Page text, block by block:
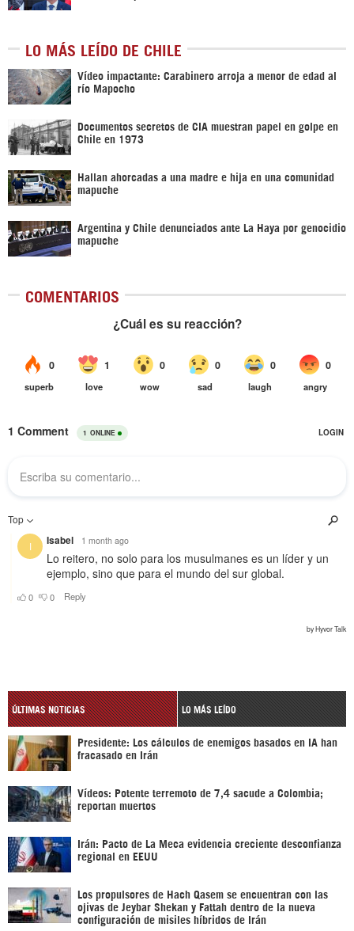
LO MÁS LEÍDO DE CHILE
Vídeo impactante: Carabinero arroja a menor de edad al
río Mapocho
Documentos secretos de CIA muestran papel en golpe en
Chile en 1973
Hallan ahorcadas a una madre e hija en una comunidad
mapuche
Argentina y Chile denunciados ante La Haya por genocidio
mapuche
COMENTARIOS
ÚLTIMAS NOTICIAS LO MÁS LEÍDO
Presidente: Los cálculos de enemigos basados en IA han
fracasado en Irán
Vídeos: Potente terremoto de 7,4 sacude a Colombia;
reportan muertos
Irán: Pacto de La Meca evidencia creciente desconfianza
regional en EEUU
Los propulsores de Hach Qasem se encuentran con las
ojivas de Jeybar Shekan y Fattah dentro de la nueva
configuración de misiles híbridos de Irán